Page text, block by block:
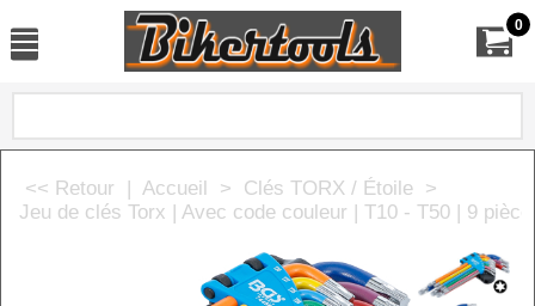
0
<< Retour | Accueil > Clés TORX / Étoile >
Jeu de clés Torx | Avec code couleur | T10 - T50 | 9